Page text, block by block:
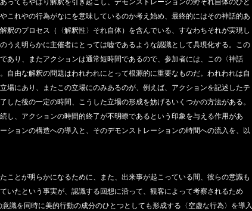
てもやはり解釈を引き起こし、デモンストレーションの野それ自体のひと
れやの行為がなにを意味しているのか考え始め、最終的にはその神話的あ
のプロセス（〈解釈性〉それ自体）を含んでいる、すなわちそれが実現し
うえ明らかに主催者にとっては嘘であるような認識として具現化する。この
あり、またアクションは通常短時間であるので、参加者には、この〈神話
由な解釈の問題はわれわれにとって根源的に重要なものだ。われわれは自
にあり、またこの立場にのみあるのが、例えば、アクションを記述したテ
た後の一定の時間、こうした立場の形成を妨げるいくつかの方法がある。
し、アクションの時間的終了が不明瞭であるという印象を与える作用があ
ョンの構造への導入と、そのデモンストレーションの時間への流入を、以
とが明らかになるために、また、出来事が起こっている間、彼らの意識も
たという事実が、認識する回想に沿って、観客によって考察されるため
識を同時に美的行動の成分のひとつとしても形成する〈空虚な行為〉を導入